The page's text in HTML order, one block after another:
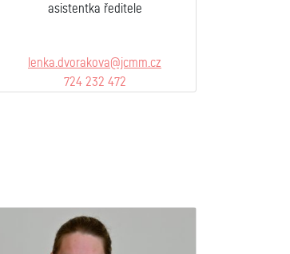
asistentka ředitele
lenka.dvorakova@jcmm.cz
724 232 472